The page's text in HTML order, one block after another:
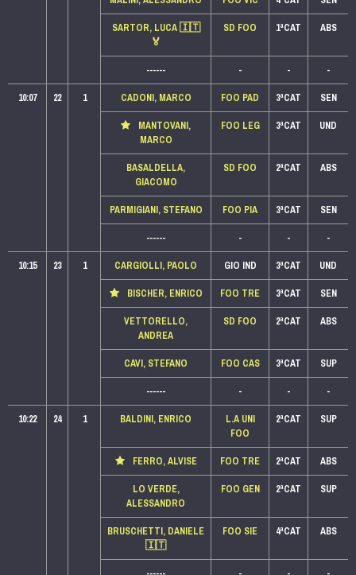
SARTOR, LUCA🇮🇹
🏅
SD FOO 1ªCAT ABS
------ - -
-
10:07
22 1 CADONI, MARCO FOO PAD 3ªCAT
SEN
MANTOVANI,
MARCO
FOO LEG 3ªCAT UND
BASALDELLA,
GIACOMO
SD FOO 2ªCAT ABS
PARMIGIANI, STEFANO FOO PIA 3ªCAT
SEN
------
- -
-
10:15
23 1 CARGIOLLI, PAOLO GIO IND 3ªCAT
UND
BISCHER, ENRICO
FOO TRE 3ªCAT
SEN
VETTORELLO,
ANDREA
SD FOO 2ªCAT ABS
CAVI, STEFANO FOO CAS 3ªCAT
SUP
------
- -
-
10:22
24 1 BALDINI, ENRICO
L.A UNI
FOO
2ªCAT SUP
FERRO, ALVISE FOO TRE 2ªCAT
ABS
LO VERDE,
ALESSANDRO
FOO GEN 2ªCAT SUP
BRUSCHETTI, DANIELE
🇮🇹
FOO SIE 4ªCAT ABS